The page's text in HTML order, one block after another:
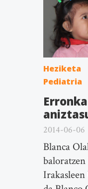
Heziketa
Pediatria
2014-06-06
Blanca